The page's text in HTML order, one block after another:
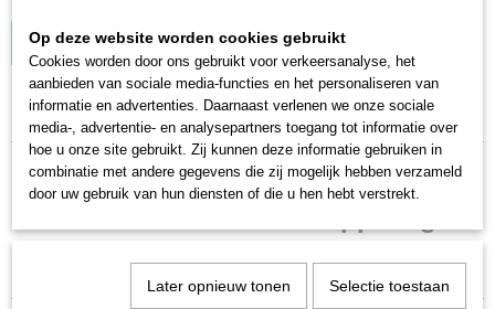
IN WINKELWAGEN
Specificaties
Productcode leverancier
E217838
Schaal
Omschrijving
Op deze website worden cookies gebruikt
Cookies worden door ons gebruikt voor verkeersanalyse, het
aanbieden van sociale media-functies en het personaliseren van
informatie en advertenties. Daarnaast verlenen we onze sociale
media-, advertentie- en analysepartners toegang tot informatie over
hoe u onze site gebruikt. Zij kunnen deze informatie gebruiken in
combinatie met andere gegevens die zij mogelijk hebben verzameld
door uw gebruik van hun diensten of die u hen hebt verstrekt.
Later opnieuw tonen Selectie toestaan